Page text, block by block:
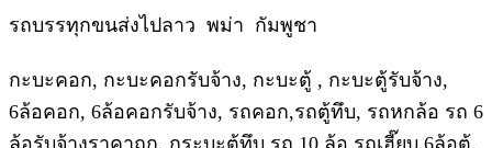
รถบรรทุกขนส่งไปลาว พม่า กัมพูชา
กะบะคอก, กะบะคอกรับจ้าง, กะบะตู้ , กะบะตู้รับจ้าง,
6ล้อคอก, 6ล้อคอกรับจ้าง, รถคอก,รถตู้ทึบ, รถหกล้อ รถ 6
ล้อรับจ้างราคาถูก, กระบะตู้ทึบ รถ 10 ล้อ รถเฮี๊ยบ,6ล้อตู้,